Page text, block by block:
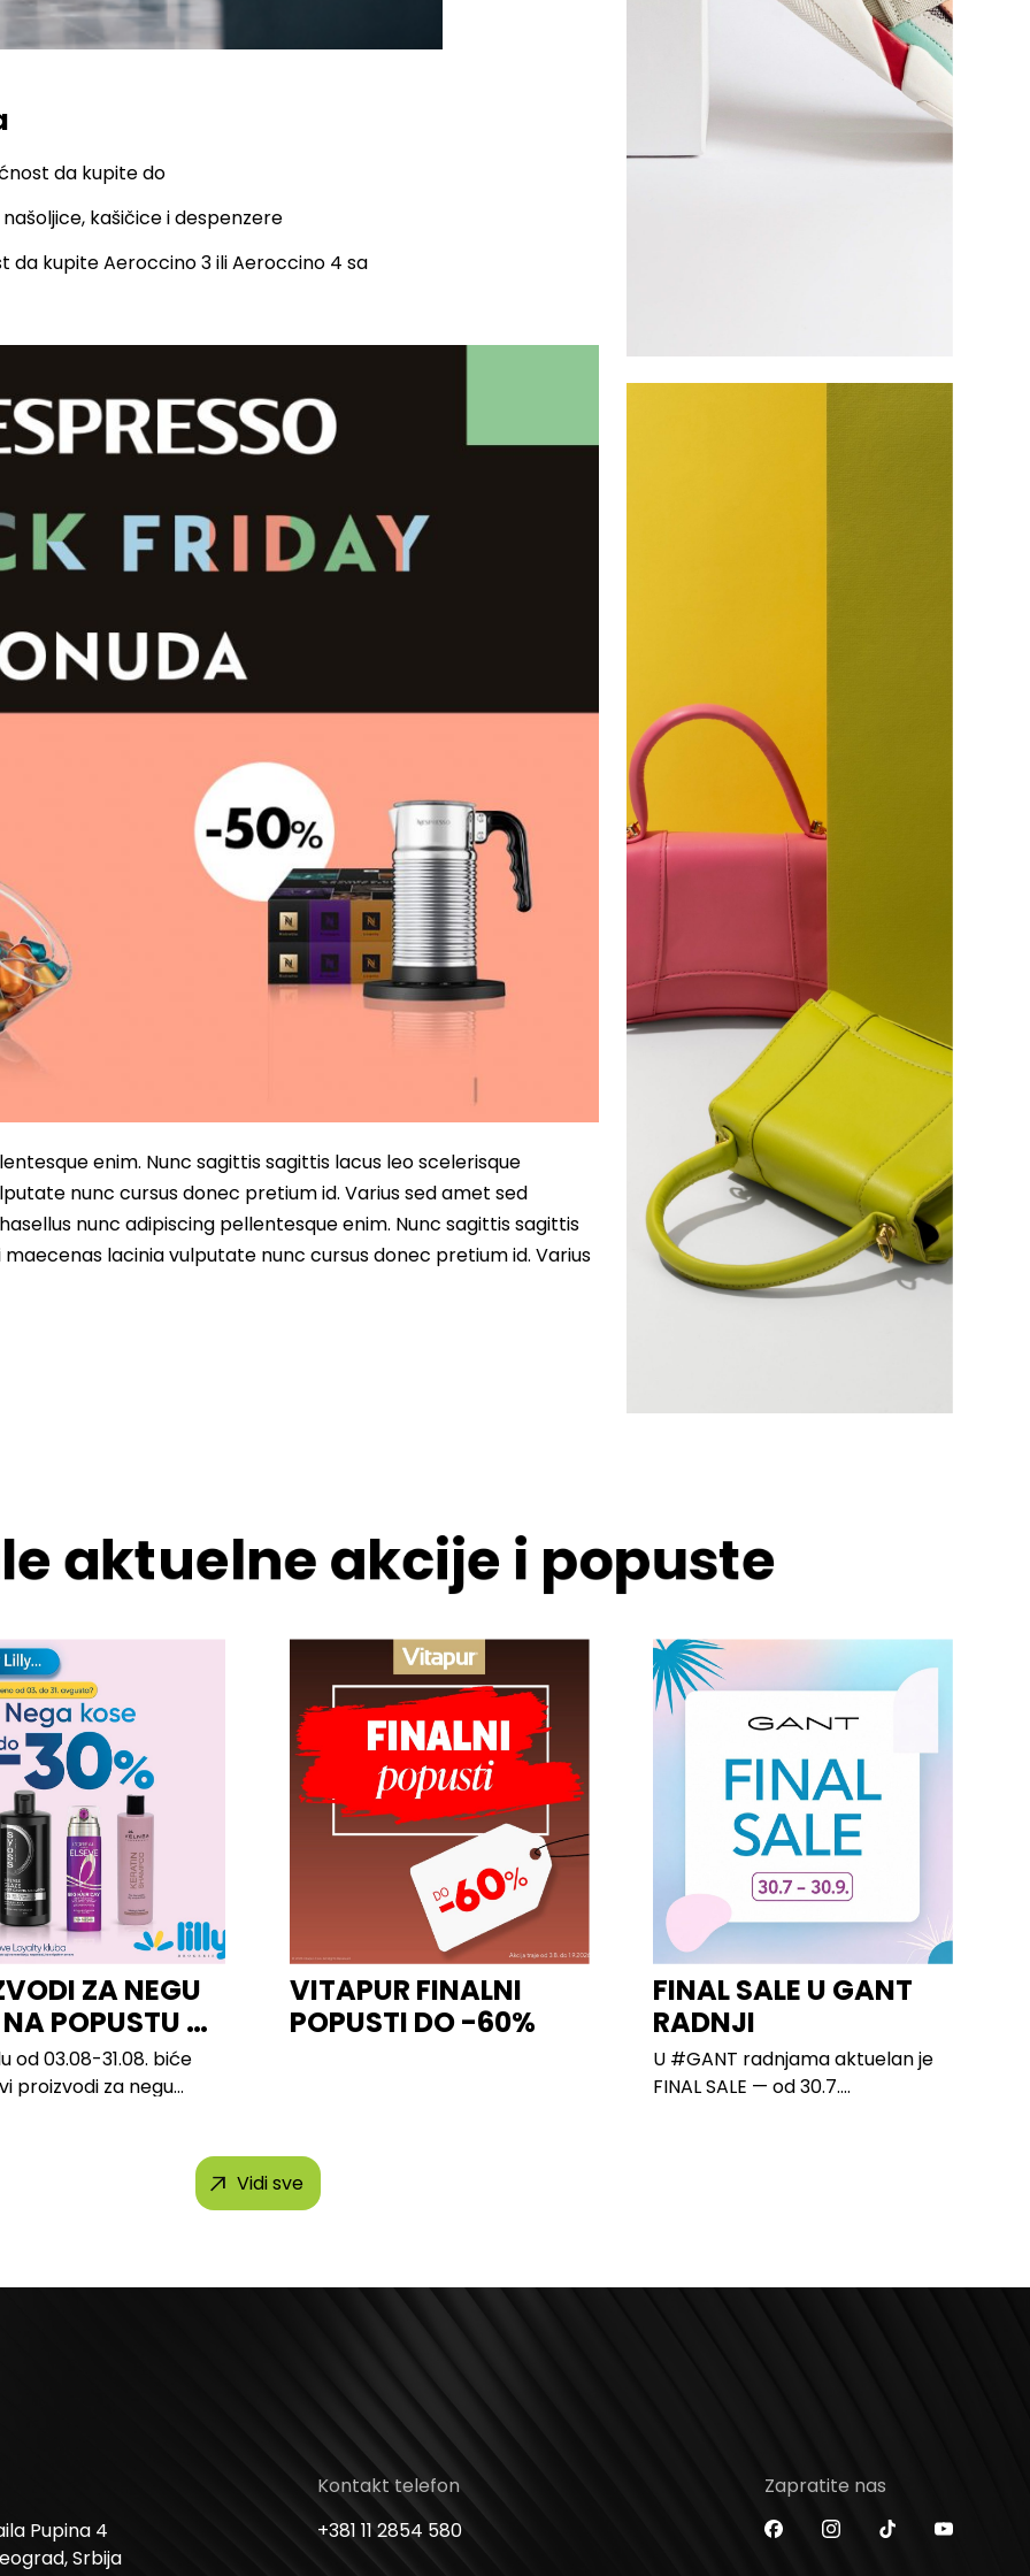
da kupite do
šoljice, kašičice i despenzere
da kupite Aeroccino 3 ili Aeroccino 4 sa
enim. Nunc sagittis sagittis lacus leo scelerisque
nunc cursus donec pretium id. Varius sed amet sed
nunc adipiscing pellentesque enim. Nunc sagittis sagittis
lacinia vulputate nunc cursus donec pretium id. Varius
aktuelne akcije i popuste
ZA NEGU
POPUSTU U
od 03.08-31.08. biće
proizvodi za negu
VITAPUR FINALNI
POPUSTI DO -60%
FINAL SALE U GANT
RADNJI
U #GANT radnjama aktuelan je
FINAL SALE — od 30.7....
Vidi sve
Pupina 4
Srbija
Kontakt telefon
+381 11 2854 580
Zapratite nas